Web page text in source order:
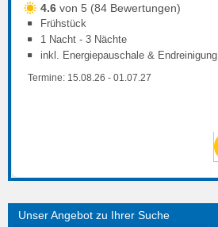
4.6 von 5 (84 Bewertungen)
Frühstück
1 Nacht - 3 Nächte
inkl. Energiepauschale & Endreinigung
Termine: 15.08.26 - 01.07.27